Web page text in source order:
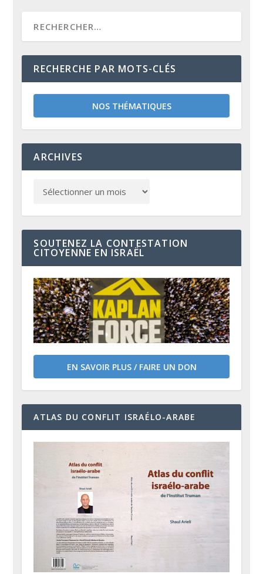
RECHERCHE PAR MOTS-CLÉS
NOS THÉMATIQUES
ARCHIVES
SOUTENEZ LA CONTESTATION
CITOYENNE EN ISRAËL
EN SAVOIR PLUS / FAIRE UN DON
ATLAS DU CONFLIT ISRAÉLO-ARABE